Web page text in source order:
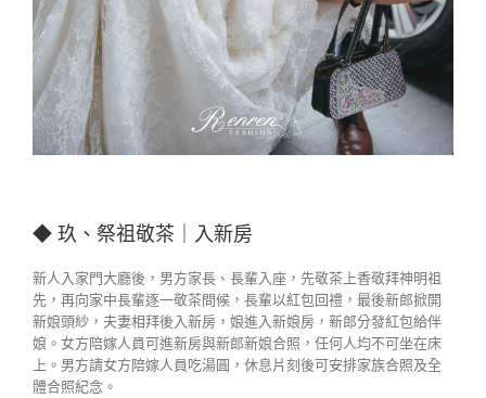
◆ 玖、祭祖敬茶｜入新房
新人入家門大廳後，男方家長、長輩入座，先敬茶上香敬拜神明祖
先，再向家中長輩逐一敬茶問候，長輩以紅包回禮，最後新郎掀開
新娘頭紗，夫妻相拜後入新房，娘進入新娘房，新郎分發紅包給伴
娘。女方陪嫁人員可進新房與新郎新娘合照，任何人均不可坐在床
上。男方請女方陪嫁人員吃湯圓，休息片刻後可安排家族合照及全
體合照紀念。